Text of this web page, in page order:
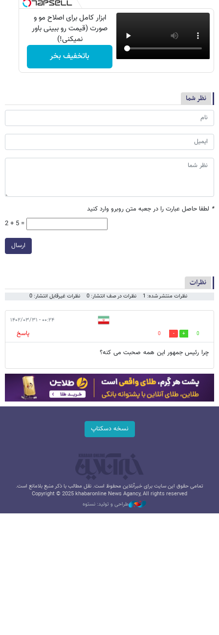
ابزار کامل برای اصلاح مو و
صورت (قیمت رو ببینی باور
نمیکنی!)
باتخفیف بخر
نظر شما
* لطفا حاصل عبارت را در جعبه متن روبرو وارد کنید
2 + 5 =
ارسال
نظرات
نظرات منتشر شده: 1 نظرات در صف انتشار: 0 نظرات غیرقابل انتشار: 0
۰۰:۲۴ - ۱۴۰۲/۰۳/۳۱
0
0
پاسخ
چرا رئیس جمهور این همه صحبت می کنه؟
نسخه دسکتاپ
تمامی حقوق این سایت برای خبرآنلاین محفوظ است. نقل مطالب با ذکر منبع بلامانع است.
Copyright © 2025 khabaronline News Agancy, All rights reserved
طراحی و تولید: نستوه